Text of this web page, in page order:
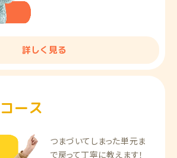
詳しく見る
コース
つまづいてしまった単元ま
で戻って丁寧に教えます！